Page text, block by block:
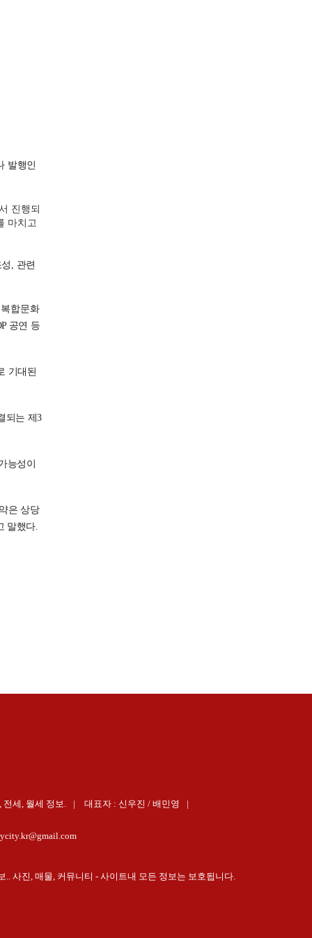
발행인
진행되
마치고
, 관련
합문화
공연 등
기대된
되는 제3
능성이
은 상당
말했다.
전세, 월세 정보.
대표자 : 신우진 / 배민영
ycity.kr@gmail.com
사진, 매물, 커뮤니티 - 사이트내 모든 정보는 보호됩니다.